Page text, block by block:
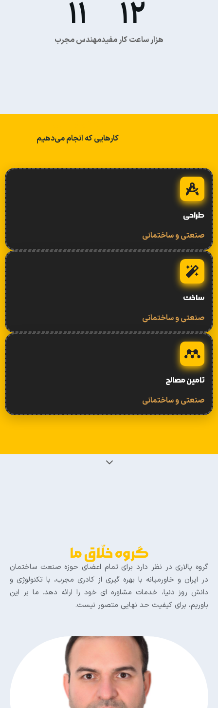
12
هزار ساعت کار مفید
11
مهندس مجرب
کارهایی که انجام می‌دهیم
طراحی
صنعتی و ساختمانی
ساخت
صنعتی و ساختمانی
تامین مصالح
صنعتی و ساختمانی
گروه خلّاق ما
گروه پالاری در نظر دارد برای تمام اعضای حوزه صنعت ساختمان
در ایران و خاورمیانه با بهره گیری از کادری مجرب، با تکنولوژی و
دانش روز دنیا، خدمات مشاوره ای خود را ارائه دهد. ما بر این
باوریم، برای کیفیت حد نهایی متصور نیست.